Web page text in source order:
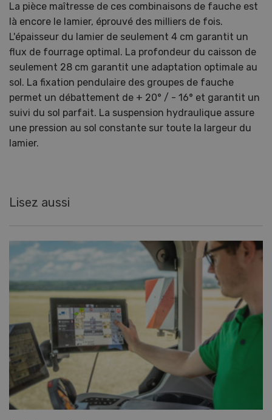
La pièce maîtresse de ces combinaisons de fauche est
là encore le lamier, éprouvé des milliers de fois.
L'épaisseur du lamier de seulement 4 cm garantit un
flux de fourrage optimal. La profondeur du caisson de
seulement 28 cm garantit une adaptation optimale au
sol. La fixation pendulaire des groupes de fauche
permet un débattement de + 20° / - 16° et garantit un
suivi du sol parfait. La suspension hydraulique assure
une pression au sol constante sur toute la largeur du
lamier.
Lisez aussi